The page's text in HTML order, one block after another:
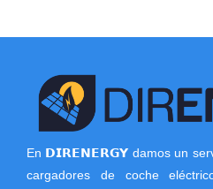
En 𝗗𝗜𝗥𝗘𝗡𝗘𝗥𝗚𝗬 damos un
cargadores de coche